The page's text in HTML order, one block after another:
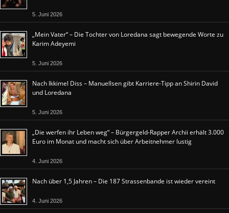
5. Juni 2026
„Mein Vater“ – Die Tochter von Loredana sagt bewegende Worte zu
Karim Adeyemi
5. Juni 2026
Nach Ikkimel Diss – Manuellsen gibt Karriere-Tipp an Shirin David
und Loredana
5. Juni 2026
„Die werfen ihr Leben weg“ – Bürgergeld-Rapper Archii erhält 3.000
Euro im Monat und macht sich über Arbeitnehmer lustig
4. Juni 2026
Nach über 1,5 Jahren – Die 187 Strassenbande ist wieder vereint
4. Juni 2026